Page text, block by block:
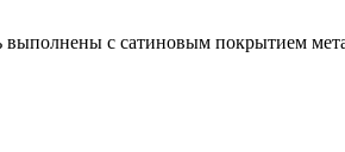
с сатиновым покрытием